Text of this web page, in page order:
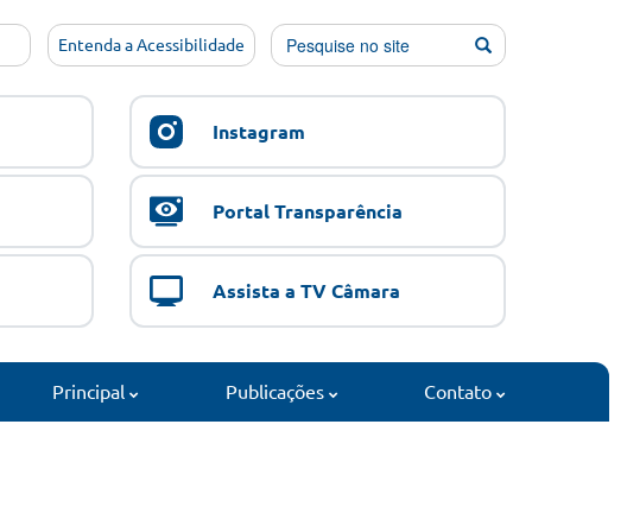
Entenda a Acessibilidade
Instagram
Portal Transparência
Assista a TV Câmara
Principal Publicações Contato